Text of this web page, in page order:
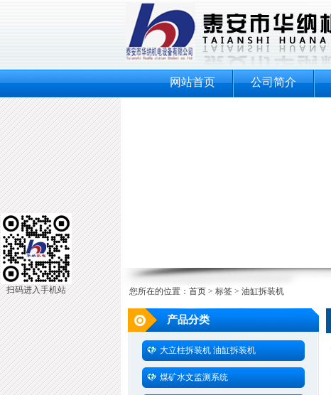
网站首页 公司简介
您所在的位置： 首页 > 标签 > 油缸拆装机
产品分类
大立柱拆装机 油缸拆装机
煤矿水文监测系统
扫码进入手机站